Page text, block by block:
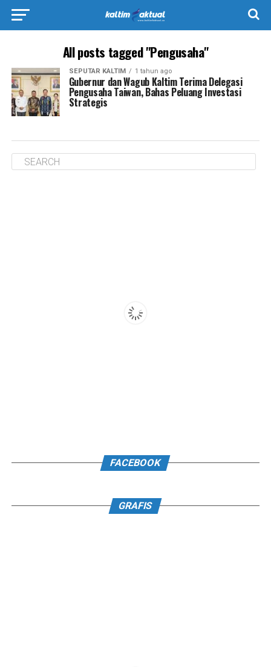
All posts tagged "Pengusaha"
SEPUTAR KALTIM 1 tahun ago
Gubernur dan Wagub Kaltim Terima Delegasi
Pengusaha Taiwan, Bahas Peluang Investasi
Strategis
FACEBOOK
GRAFIS